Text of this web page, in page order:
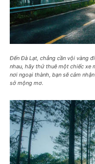
Đến Đà Lạt, chẳng cần vội vàng
nhau, hãy thử thuê một chiếc xe
nơi ngoại thành, bạn sẽ cảm
sở mộng mơ.